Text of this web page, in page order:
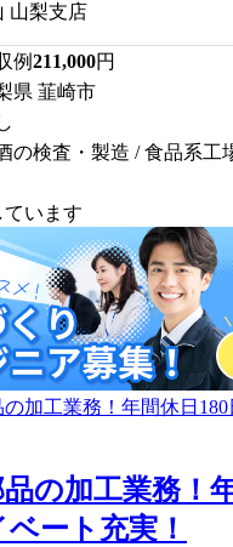
山梨支店
例211,000円
県 韮崎市
の検査・製造 / 食品系工
います
の加工業務！
ート充実！